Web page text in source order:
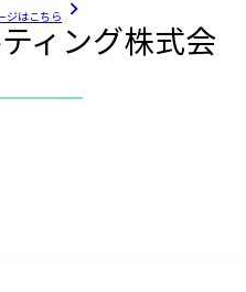
ジはこちら
ィング株式会